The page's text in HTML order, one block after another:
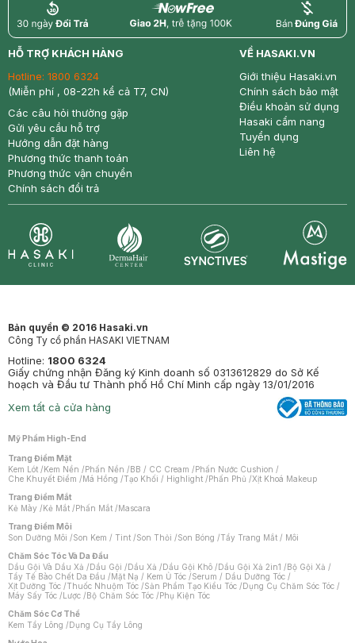
return nowfree price
HỖ TRỢ KHÁCH HÀNG
Hotline: 1800 6324
(Miễn phí , 08-22h kể cả T7, CN)
Các câu hỏi thường gặp
Gửi yêu cầu hỗ trợ
Hướng dẫn đặt hàng
Phương thức thanh toán
Phương thức vận chuyển
Chính sách đổi trả
VỀ HASAKI.VN
Giới thiệu Hasaki.vn
Chính sách bảo mật
Điều khoản sử dụng
Hasaki cẩm nang
Tuyển dụng
Liên hệ
Bản quyền © 2016 Hasaki.vn
Công Ty cổ phần HASAKI VIETNAM
Hotline: 1800 6324
Giấy chứng nhận Đăng ký Kinh doanh số 0313612829 do Sở Kế
hoạch và Đầu tư Thành phố Hồ Chí Minh cấp ngày 13/01/2016
Xem tất cả cửa hàng
Mỹ Phẩm High-End
Trang Điểm Mặt
Kem Lót /Kem Nền /Phấn Nền /BB / CC Cream /Phấn Nước Cushion /
Che Khuyết Điểm /Má Hồng /Tạo Khối / Highlight /Phấn Phủ /Xịt Khoá Makeup
Trang Điểm Mắt
Kẻ Mày /Kẻ Mắt /Phấn Mắt /Mascara
Trang Điểm Môi
Son Dưỡng Môi /Son Kem / Tint /Son Thỏi /Son Bóng /Tẩy Trang Mắt / Môi
Chăm Sóc Tóc Và Da Đầu
Dầu Gội Và Dầu Xả /Dầu Gội /Dầu Xả /Dầu Gội Khô /Dầu Gội Xả 2in1 /Bộ Gội Xả /
Tẩy Tế Bào Chết Da Đầu /Mặt Nạ / Kem Ủ Tóc /Serum / Dầu Dưỡng Tóc /
Xịt Dưỡng Tóc /Thuốc Nhuộm Tóc /Sản Phẩm Tạo Kiểu Tóc /Dụng Cụ Chăm Sóc Tóc /
Máy Sấy Tóc /Lược /Bộ Chăm Sóc Tóc /Phụ Kiện Tóc
Chăm Sóc Cơ Thể
Kem Tẩy Lông /Dụng Cụ Tẩy Lông